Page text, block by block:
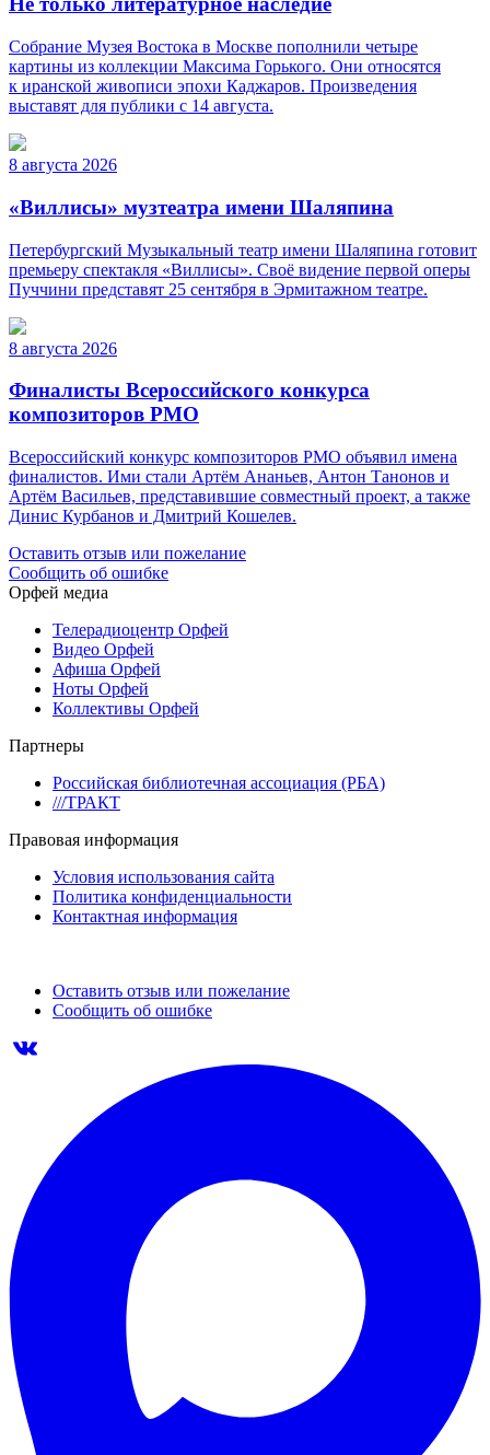
Собрание Музея Востока в Москве пополнили четыре
картины из коллекции Максима Горького. Они относятся
к иранской живописи эпохи Каджаров. Произведения
выставят для публики с 14 августа.
8 августа 2026
«Виллисы» музтеатра имени Шаляпина
Петербургский Музыкальный театр имени Шаляпина готовит
премьеру спектакля «Виллисы». Своё видение первой оперы
Пуччини представят 25 сентября в Эрмитажном театре.
8 августа 2026
Финалисты Всероссийского конкурса
композиторов РМО
Всероссийский конкурс композиторов РМО объявил имена
финалистов. Ими стали Артём Ананьев, Антон Танонов и
Артём Васильев, представившие совместный проект, а также
Динис Курбанов и Дмитрий Кошелев.
Оставить отзыв или пожелание
Сообщить об ошибке
Орфей медиа
Телерадиоцентр Орфей
Видео Орфей
Афиша Орфей
Ноты Орфей
Коллективы Орфей
Партнеры
Российская библиотечная ассоциация (РБА)
///ТРАКТ
Правовая информация
Условия использования сайта
Политика конфиденциальности
Контактная информация
Оставить отзыв или пожелание
Сообщить об ошибке